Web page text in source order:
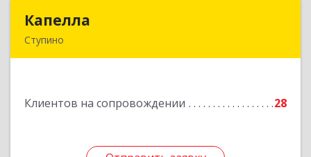
Капелла
Ступино
Клиентов на сопровождении 28
Подробнее